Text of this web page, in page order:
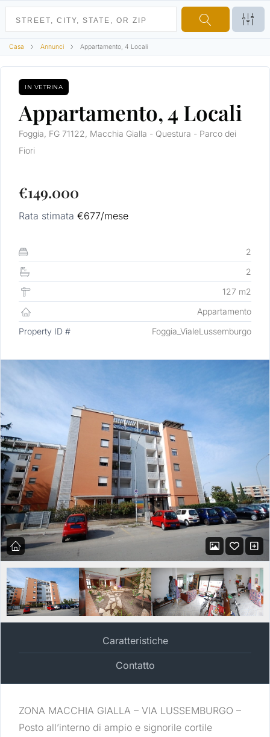
Casa Annunci Appartamento, 4 Locali
IN VETRINA
Appartamento, 4 Locali
Foggia, FG 71122, Macchia Gialla - Questura - Parco dei
Fiori
€149.000
Rata stimata €677/mese
2
2
127 m2
Appartamento
Property ID #
Foggia_VialeLussemburgo
Caratteristiche
Contatto
ZONA MACCHIA GIALLA – VIA LUSSEMBURGO –
Posto all’interno di ampio e signorile cortile